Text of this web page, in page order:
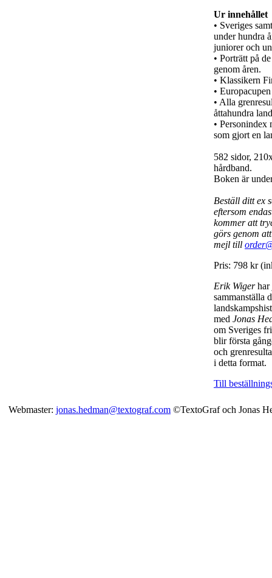
Ur innehållet
• Sveriges
under hundra
juniorer och
• Porträtt på
genom åren.
• Klassikern
•
• Alla
åttahundra
• Personindex
som gjort en
582 sidor,
hårdband.
Boken är
Beställ ditt ex
eftersom
kommer att
görs genom
mejl till
Pris: 798 kr
Erik Wigerhar
sammanställa
med Jonas
om Sveriges
blir första
och
i detta format.
Till
Webmaster: jonas.hedman@textograf.com ©TextoGraf och Jonas